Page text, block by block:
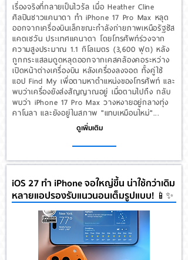
เรื่องจริงที่กลายเป็นไวรัล เมื่อ Heather Cline
ศิลปินชาวแคนาดา ทำ iPhone 17 Pro Max หลุด
ออกจากเครื่องบินเล็กขณะกำลังถ่ายภาพเหนือรัฐซัส
แคตเชวัน ประเทศแคนาดา โดยโทรศัพท์ร่วงจาก
ความสูงประมาณ 1.1 กิโลเมตร (3,600 ฟุต) หลัง
ถูกกระแสลมดูดหลุดออกจากเคสคล้องคอระหว่าง
เปิดหน้าต่างเครื่องบิน หลังเครื่องลงจอด ทั้งคู่ใช้
แอป Find My เพื่อตามหาตำแหน่งของโทรศัพท์ และ
พบว่าเครื่องยังส่งสัญญาณอยู่ เมื่อตามไปถึง กลับ
พบว่า iPhone 17 Pro Max วางหงายอยู่กลางทุ่ง
คาโนลา และยังอยู่ในสภาพ "แทบเหมือนใหม่"...
ดูเพิ่มเติม
iOS 27 ทำ iPhone จอใหญ่ขึ้น น่าใช้กว่าเดิม
หลายแอปรองรับแนวนอนเต็มรูปแบบ! 📱✨